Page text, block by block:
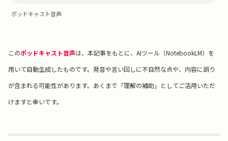
ポッドキャスト音声
このポッドキャスト音声は、本記事をもとに、AIツール（NotebookLM）を
用いて自動生成したものです。発音や言い回しに不自然な点や、内容に誤り
が含まれる可能性があります。あくまで「理解の補助」としてご活用いただ
けますと幸いです。